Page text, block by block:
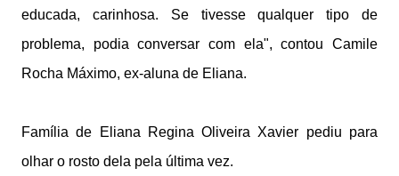
educada, carinhosa. Se tivesse qualquer tipo de
problema, podia conversar com ela", contou Camile
Rocha Máximo, ex-aluna de Eliana.
Família de Eliana Regina Oliveira Xavier pediu para
olhar o rosto dela pela última vez.